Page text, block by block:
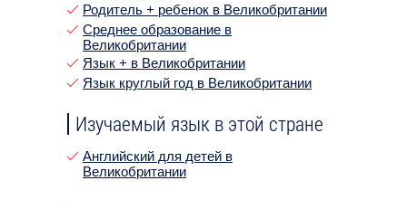
Родитель + ребенок в Великобритании
Среднее образование в
Великобритании
Язык + в Великобритании
Язык круглый год в Великобритании
Изучаемый язык в этой стране
Английский для детей в
Великобритании